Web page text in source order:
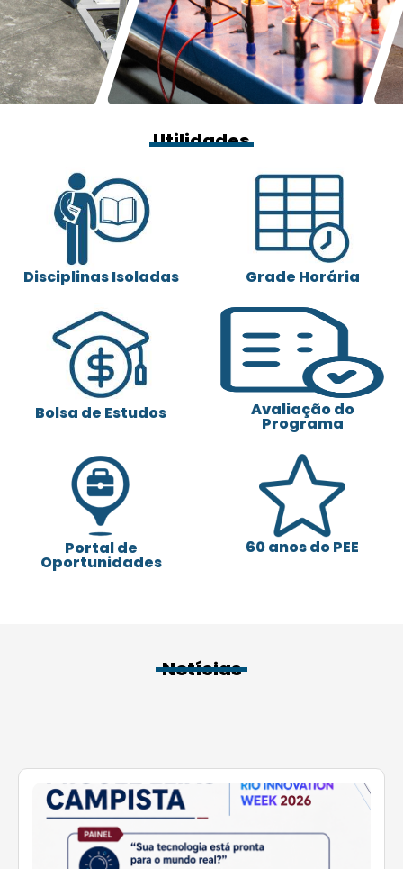
Utilidades
Disciplinas Isoladas Grade Horária
Bolsa de Estudos Avaliação do
Programa
Portal de
Oportunidades
60 anos do PEE
Notícias